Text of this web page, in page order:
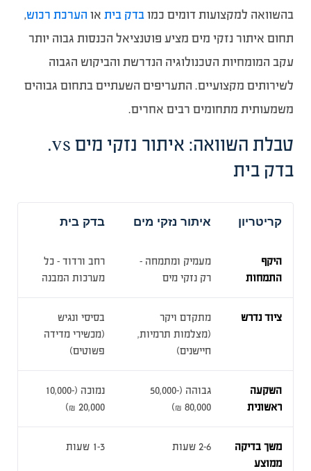
בהשוואה למקצועות דומים כמובדק בית או הערכת רכוש,
תחום איתור נזקי מים מציע פוטנציאל הכנסות גבוה יותר
עקב המומחיות הטכנולוגיה הנדרשת והביקוש הגבוה
לשירותים מקצועיים. התעריפים השעתיים בתחום גבוהים
משמעותית מתחומים רבים אחרים.
טבלת השוואה: איתור נזקי מים vs.
בדק בית
קריטריון איתור נזקי מים בדק בית
היקף
התמחות
מעמיק ומתמחה –
רק נזקי מים
רחב ורדוד – כל
מערכות המבנה
ציוד נדרש
מתקדם ויקר
(מצלמות תרמיות,
חיישנים)
בסיסי ונגיש
(מכשירי מדידה
פשוטים)
השקעה
ראשונית
גבוהה (50,000-
80,000 ₪)
נמוכה (10,000-
20,000 ₪)
משך בדיקה
ממוצע
2-6 שעות 1-3 שעות